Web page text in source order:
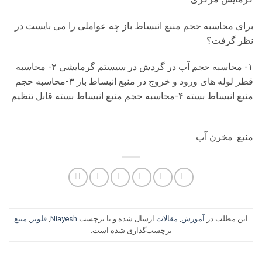
برای محاسبه حجم منبع انبساط باز چه عواملی را می بایست در
نظر گرفت؟
۱- محاسبه حجم آب در گردش در سیستم گرمایشی ۲- محاسبه
قطر لوله های ورود و خروج در منبع انبساط باز ۳-محاسبه حجم
منبع انبساط بسته ۴-محاسبه حجم منبع انبساط بسته قابل تنظیم
منبع: مخرن آب
این مطلب در آموزش مقالات ارسال شده و با برچسب Niayesh فلوتر
منبع
برچسب‌گذاری شده است.